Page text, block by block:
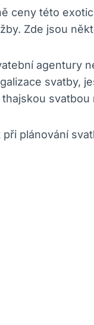
ceny této
Zde jsou
agentury
svatby,
plánování